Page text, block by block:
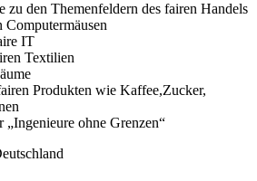
zu den Themenfeldern des fairen Handels
IT
Textilien
Produkten wie Kaffee,Zucker,
„Ingenieure ohne Grenzen“